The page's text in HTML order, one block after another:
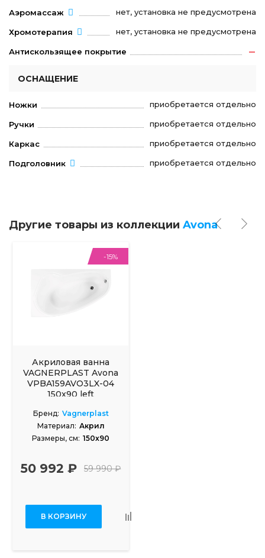
Аэромассаж нет, установка не предусмотрена
Хромотерапия нет, установка не предусмотрена
Антискользящее покрытие
ОСНАЩЕНИЕ
Ножки приобретается отдельно
Ручки приобретается отдельно
Каркас приобретается отдельно
Подголовник приобретается отдельно
Другие товары из коллекции Avona
-15%
Акриловая ванна
VAGNERPLAST Avona
VPBA159AVO3LX-04
150x90 left
Бренд: Vagnerplast
Материал: Акрил
Размеры, см: 150x90
50 992 ₽ 59 990 ₽
В КОРЗИНУ